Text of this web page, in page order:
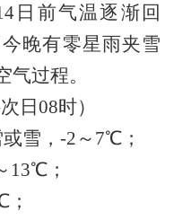
日前气温逐渐回
今晚有零星雨夹雪
气过程。
日08时）
雪 ， -2 ～ 7℃；
13℃；